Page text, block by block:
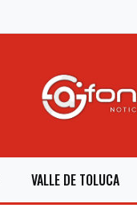
VALLE DE TOLUCA